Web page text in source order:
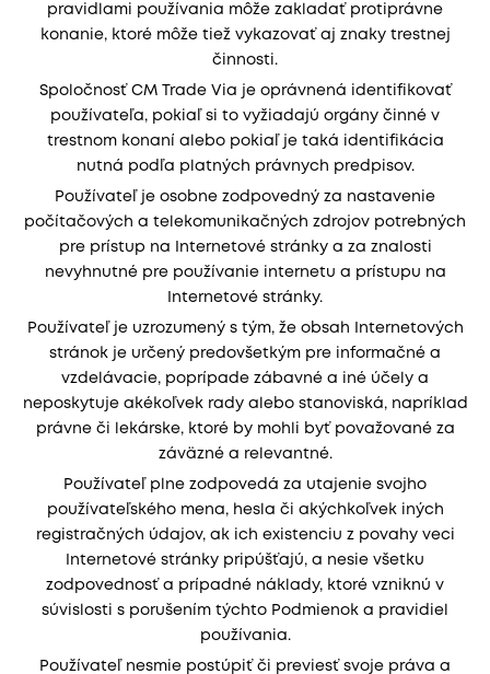
pravidlami používania môže zakladať protiprávne
konanie, ktoré môže tiež vykazovať aj znaky trestnej
činnosti.
Spoločnosť CM Trade Via je oprávnená identifikovať
používateľa, pokiaľ si to vyžiadajú orgány činné v
trestnom konaní alebo pokiaľ je taká identifikácia
nutná podľa platných právnych predpisov.
Používateľ je osobne zodpovedný za nastavenie
počítačových a telekomunikačných zdrojov potrebných
pre prístup na Internetové stránky a za znalosti
nevyhnutné pre používanie internetu a prístupu na
Internetové stránky.
Používateľ je uzrozumený s tým, že obsah Internetových
stránok je určený predovšetkým pre informačné a
vzdelávacie, poprípade zábavné a iné účely a
neposkytuje akékoľvek rady alebo stanoviská, napríklad
právne či lekárske, ktoré by mohli byť považované za
záväzné a relevantné.
Používateľ plne zodpovedá za utajenie svojho
používateľského mena, hesla či akýchkoľvek iných
registračných údajov, ak ich existenciu z povahy veci
Internetové stránky pripúšťajú, a nesie všetku
zodpovednosť a prípadné náklady, ktoré vzniknú v
súvislosti s porušením týchto Podmienok a pravidiel
používania.
Používateľ nesmie postúpiť či previesť svoje práva a